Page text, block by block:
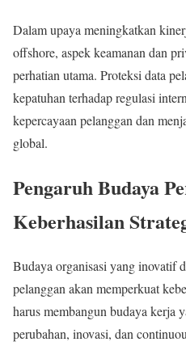
Dalam upaya meningkatkan
offshore, aspek keamanan dan
perhatian utama. Proteksi data
kepatuhan terhadap regulasi
kepercayaan pelanggan dan
global.
Pengaruh Budaya
Keberhasilan
Budaya organisasi yang inovatif
pelanggan akan memperkuat
harus membangun budaya kerja
perubahan, inovasi, dan